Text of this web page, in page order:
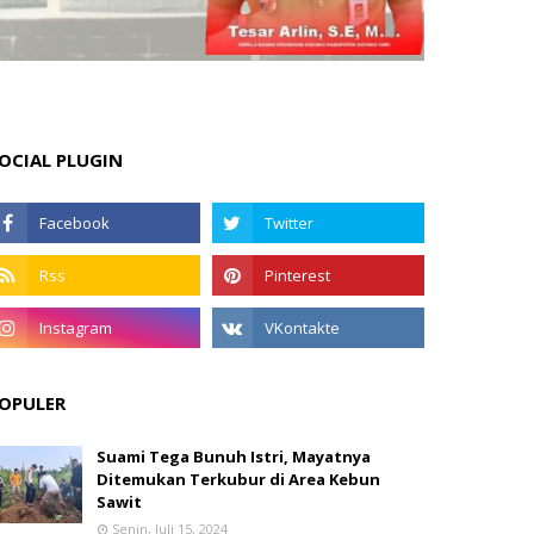
PLUGIN
Suami Tega Bunuh Istri, Mayatnya
Ditemukan Terkubur di Area Kebun
Sawit
Senin, Juli 15, 2024